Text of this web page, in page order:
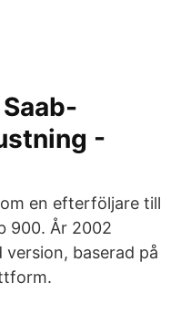
-
en efterföljare till
900. År 2002
baserad på